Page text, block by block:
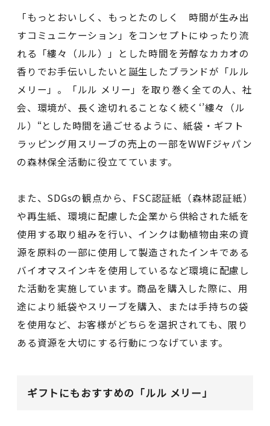
「もっとおいしく、もっとたのしく 時間が生み出
すコミュニケーション」をコンセプトにゆったり流
れる「縷々（ルル）」とした時間を芳醇なカカオの
香りでお手伝いしたいと誕生したブランドが「ルル
メリー」。「ルル メリー」を取り巻く全ての人、社
会、環境が、長く途切れることなく続く‘’縷々（ル
ル）“とした時間を過ごせるように、紙袋・ギフト
ラッピング用スリーブの売上の一部をWWFジャパン
の森林保全活動に役立てています。
また、SDGsの観点から、FSC認証紙（森林認証紙）
や再生紙、環境に配慮した企業から供給された紙を
使用する取り組みを行い、インクは動植物由来の資
源を原料の一部に使用して製造されたインキである
バイオマスインキを使用しているなど環境に配慮し
た活動を実施しています。商品を購入した際に、用
途により紙袋やスリーブを購入、または手持ちの袋
を使用など、お客様がどちらを選択されても、限り
ある資源を大切にする行動につなげています。
ギフトにもおすすめの「ルル メリー」